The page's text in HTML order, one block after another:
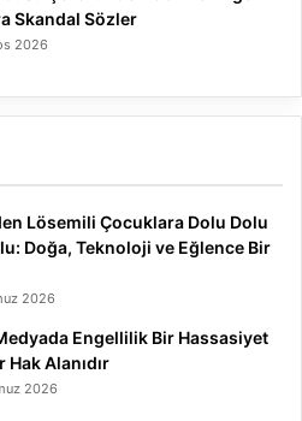
Skandal Sözler
2026
Lösemili Çocuklara Dolu Dolu
Doğa, Teknoloji ve Eğlence Bir
2026
Engellilik Bir Hassasiyet
Hak Alanıdır
2026